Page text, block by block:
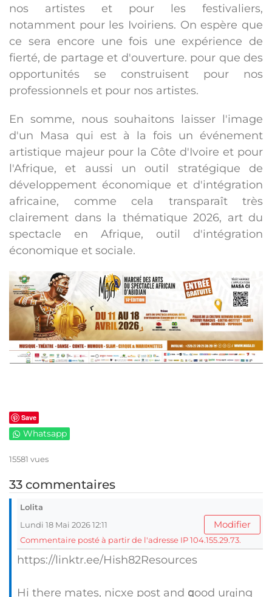
nos artistes et pour les festivaliers,
notamment pour les Ivoiriens. On espère que
ce sera encore une fois une expérience de
fierté, de partage et d'ouverture. pour que des
opportunités se construisent pour nos
professionnels et pour nos artistes.
En somme, nous souhaitons laisser l'image
d'un Masa qui est à la fois un événement
artistique majeur pour la Côte d'Ivoire et pour
l'Afrique, et aussi un outil stratégique de
développement économique et d'intégration
africaine, comme cela transparaît très
clairement dans la thématique 2026, art du
spectacle en Afrique, outil d'intégration
économique et sociale.
Save
Whatsapp
15581 vues
33 commentaires
Lolita
Lundi 18 Mai 2026 12:11
Modifier
Commentaire posté à partir de l'adresse IP 104.155.29.73.
https://linktr.ee/Hish82Resources
Hi thеre mates, nicxe post and ցood urɡing